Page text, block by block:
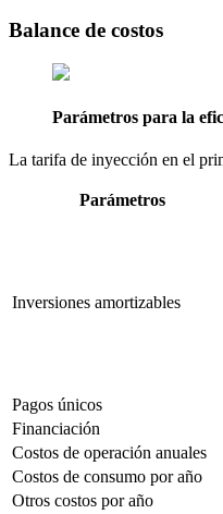
Balance de costos
Parámetros para la
La tarifa de inyección en el
Parámetros
Inversiones amortizables
Pagos únicos
Financiación
Costos de operación anuales
Costos de consumo por año
Otros costos por año